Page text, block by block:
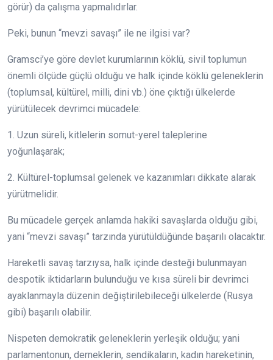
görür) da çalışma yapmalıdırlar.
Peki, bunun “mevzi savaşı” ile ne ilgisi var?
Gramsci’ye göre devlet kurumlarının köklü, sivil toplumun
önemli ölçüde güçlü olduğu ve halk içinde köklü geleneklerin
(toplumsal, kültürel, milli, dini vb.) öne çıktığı ülkelerde
yürütülecek devrimci mücadele:
1. Uzun süreli, kitlelerin somut-yerel taleplerine
yoğunlaşarak;
2. Kültürel-toplumsal gelenek ve kazanımları dikkate alarak
yürütmelidir.
Bu mücadele gerçek anlamda hakiki savaşlarda olduğu gibi,
yani “mevzi savaşı” tarzında yürütüldüğünde başarılı olacaktır.
Hareketli savaş tarzıysa, halk içinde desteği bulunmayan
despotik iktidarların bulunduğu ve kısa süreli bir devrimci
ayaklanmayla düzenin değiştirilebileceği ülkelerde (Rusya
gibi) başarılı olabilir.
Nispeten demokratik geleneklerin yerleşik olduğu; yani
parlamentonun, derneklerin, sendikaların, kadın hareketinin,